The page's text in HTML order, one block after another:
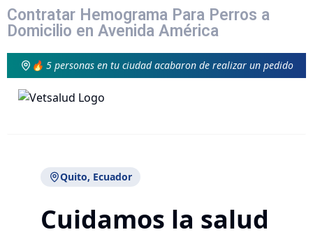
Contratar Hemograma Para Perros a
Domicilio en Avenida América